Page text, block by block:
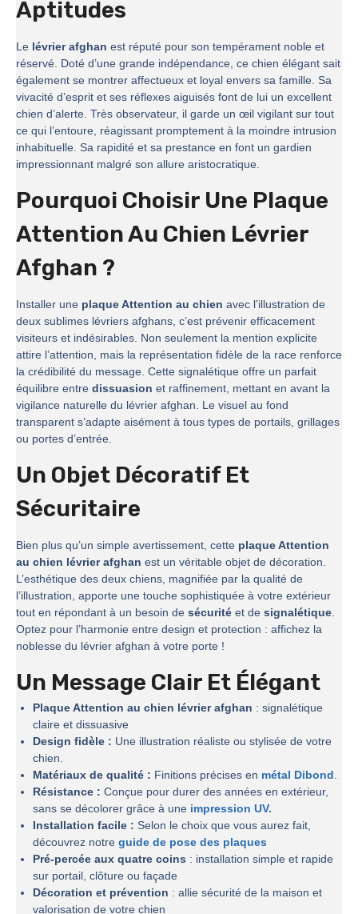
Aptitudes
Le lévrier afghan est réputé pour son tempérament noble et
réservé. Doté d’une grande indépendance, ce chien élégant sait
également se montrer affectueux et loyal envers sa famille. Sa
vivacité d’esprit et ses réflexes aiguisés font de lui un excellent
chien d’alerte. Très observateur, il garde un œil vigilant sur tout
ce qui l’entoure, réagissant promptement à la moindre intrusion
inhabituelle. Sa rapidité et sa prestance en font un gardien
impressionnant malgré son allure aristocratique.
Pourquoi Choisir Une Plaque
Attention Au Chien Lévrier
Afghan ?
Installer une plaque Attention au chien avec l’illustration de
deux sublimes lévriers afghans, c’est prévenir efficacement
visiteurs et indésirables. Non seulement la mention explicite
attire l’attention, mais la représentation fidèle de la race renforce
la crédibilité du message. Cette signalétique offre un parfait
équilibre entre dissuasion et raffinement, mettant en avant la
vigilance naturelle du lévrier afghan. Le visuel au fond
transparent s’adapte aisément à tous types de portails, grillages
ou portes d’entrée.
Un Objet Décoratif Et
Sécuritaire
Bien plus qu’un simple avertissement, cette plaque Attention
au chien lévrier afghan est un véritable objet de décoration.
L’esthétique des deux chiens, magnifiée par la qualité de
l’illustration, apporte une touche sophistiquée à votre extérieur
tout en répondant à un besoin de sécurité et de signalétique.
Optez pour l’harmonie entre design et protection : affichez la
noblesse du lévrier afghan à votre porte !
Un Message Clair Et Élégant
Plaque Attention au chien lévrier afghan : signalétique
claire et dissuasive
Design fidèle : Une illustration réaliste ou stylisée de votre
chien.
Matériaux de qualité : Finitions précises en métal Dibond.
Résistance : Conçue pour durer des années en extérieur,
sans se décolorer grâce à une impression UV.
Installation facile : Selon le choix que vous aurez fait,
découvrez notre guide de pose des plaques
Pré-percée aux quatre coins : installation simple et rapide
sur portail, clôture ou façade
Décoration et prévention : allie sécurité de la maison et
valorisation de votre chien